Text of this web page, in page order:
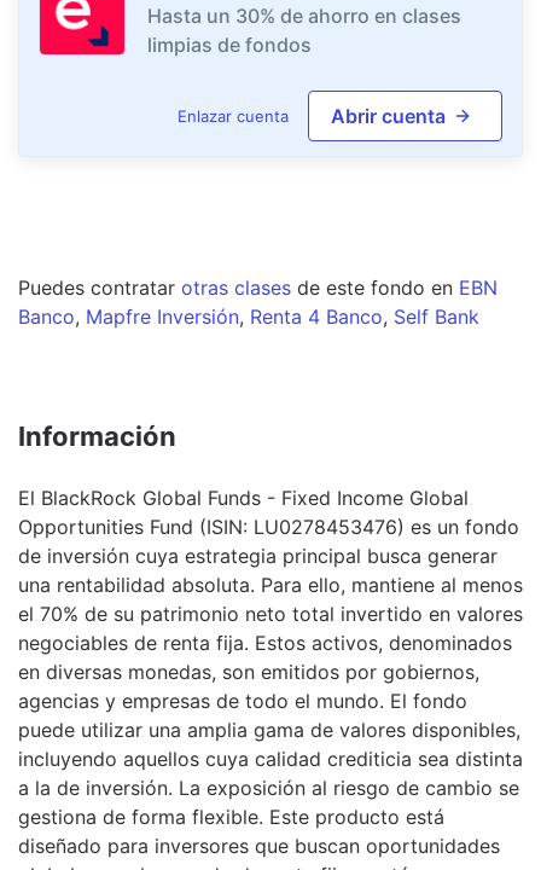
Hasta un 30% de ahorro en clases
limpias de fondos
Enlazar cuenta Abrir cuenta
Puedes contratar otras clases de este fondo en EBN
Banco, Mapfre Inversión, Renta 4 Banco, Self Bank
Información
El BlackRock Global Funds - Fixed Income Global
Opportunities Fund (ISIN: LU0278453476) es un fondo
de inversión cuya estrategia principal busca generar
una rentabilidad absoluta. Para ello, mantiene al menos
el 70% de su patrimonio neto total invertido en valores
negociables de renta fija. Estos activos, denominados
en diversas monedas, son emitidos por gobiernos,
agencias y empresas de todo el mundo. El fondo
puede utilizar una amplia gama de valores disponibles,
incluyendo aquellos cuya calidad crediticia sea distinta
a la de inversión. La exposición al riesgo de cambio se
gestiona de forma flexible. Este producto está
diseñado para inversores que buscan oportunidades